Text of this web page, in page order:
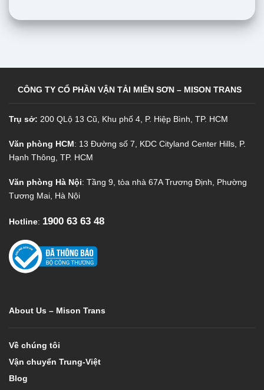
CÔNG TY CỔ PHẦN VẬN TẢI MIÊN SƠN – MISON TRANS
Trụ sở: 200 QLộ 13 Cũ, Khu phố 4, P. Hiệp Bình, TP. HCM
Văn phòng HCM: 13 Đường số 7, KDC Cityland Center Hills, P.
Hạnh Thông, TP. HCM
Văn phòng Hà Nội: Tầng 9, tòa nhà 67A Trương Định, Phường
Tương Mai, Hà Nội
Hotline: 1900 63 63 48
About Us – Mison Trans
Về chúng tôi
Vận chuyển Trung-Việt
Blog